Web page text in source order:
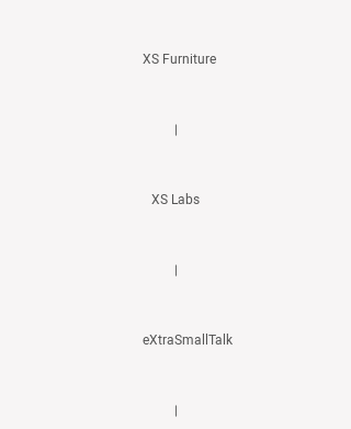
XS Furniture
|
XS Labs
|
eXtraSmallTalk
|